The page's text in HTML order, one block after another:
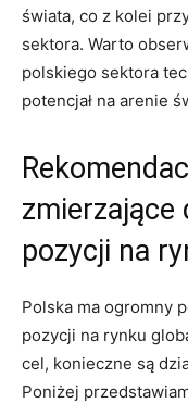
świata, co ​z kolei
sektora. Warto
polskiego sektora
potencjał na arenie
zmierzające​
pozycji na
Polska ma ogromny
pozycji na rynku
cel, konieczne są
Poniżej